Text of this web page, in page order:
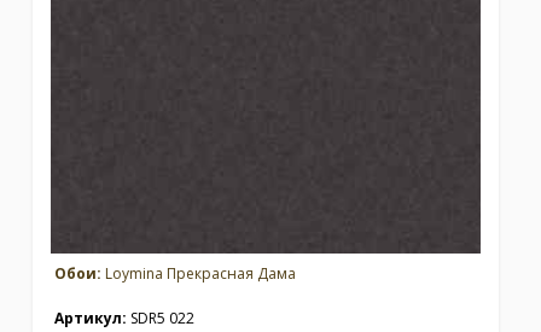
Обои: Loymina Прекрасная Дама
Артикул: SDR5 022